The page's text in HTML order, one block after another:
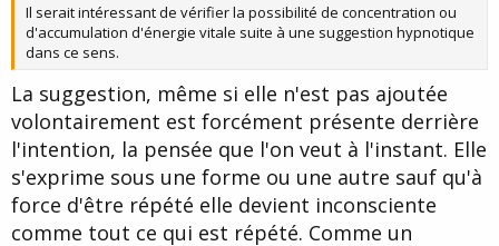
Il serait intéressant de vérifier la possibilité de concentration ou
d'accumulation d'énergie vitale suite à une suggestion hypnotique
dans ce sens.
La suggestion, même si elle n'est pas ajoutée
volontairement est forcément présente derrière
l'intention, la pensée que l'on veut à l'instant. Elle
s'exprime sous une forme ou une autre sauf qu'à
force d'être répété elle devient inconsciente
comme tout ce qui est répété. Comme un